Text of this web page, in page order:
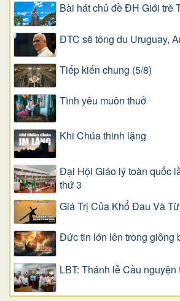
Bài hát chủ đề ĐH Giới trẻ
ĐTC sẽ tông du Uruguay,
Tiếp kiến chung (5/8)
Tình yêu muôn thuở
Khi Chúa thinh lặng
Đại Hội Giáo lý toàn quốc
thứ 3
Giá Trị Của Khổ Ðau Và
Đức tin lớn lên trong giông
LBT: Thánh lễ Cầu